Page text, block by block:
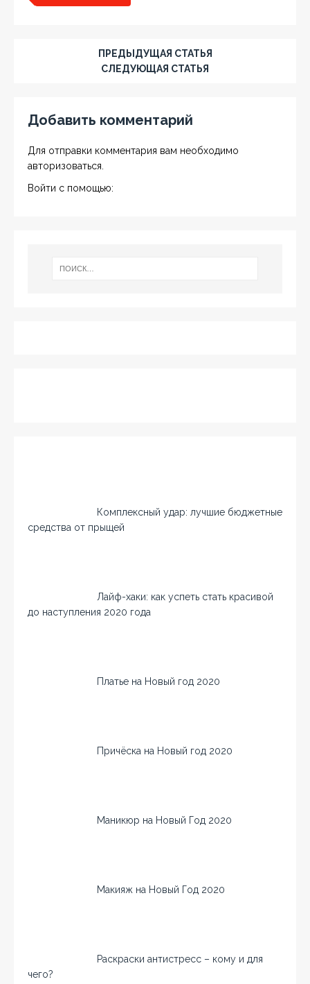
ПРЕДЫДУЩАЯ СТАТЬЯ
СЛЕДУЮЩАЯ СТАТЬЯ
Добавить комментарий
Для отправки комментария вам необходимо
авторизоваться
Войти с помощью:
Комплексный удар: лучшие бюджетные
средства от прыщей
Лайф-хаки: как успеть стать красивой
до наступления 2020 года
Платье на Новый год 2020
Причёска на Новый год 2020
Маникюр на Новый Год 2020
Макияж на Новый Год 2020
Раскраски антистресс – кому и для
чего?